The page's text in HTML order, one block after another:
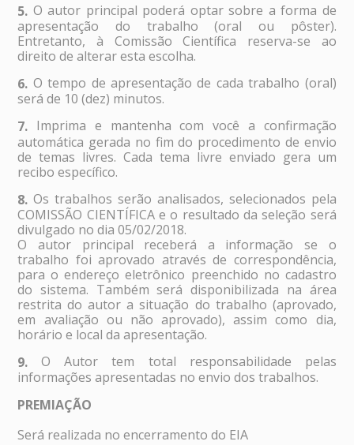
5. O autor principal poderá optar sobre a forma de
apresentação do trabalho (oral ou pôster).
Entretanto, à Comissão Científica reserva-se ao
direito de alterar esta escolha.
6. O tempo de apresentação de cada trabalho (oral)
será de 10 (dez) minutos.
7. Imprima e mantenha com você a confirmação
automática gerada no fim do procedimento de envio
de temas livres. Cada tema livre enviado gera um
recibo específico.
8. Os trabalhos serão analisados, selecionados pela
COMISSÃO CIENTÍFICA e o resultado da seleção será
divulgado no dia 05/02/2018.
O autor principal receberá a informação se o
trabalho foi aprovado através de correspondência,
para o endereço eletrônico preenchido no cadastro
do sistema. Também será disponibilizada na área
restrita do autor a situação do trabalho (aprovado,
em avaliação ou não aprovado), assim como dia,
horário e local da apresentação.
9. O Autor tem total responsabilidade pelas
informações apresentadas no envio dos trabalhos.
PREMIAÇÃO
Será realizada no encerramento do EIA